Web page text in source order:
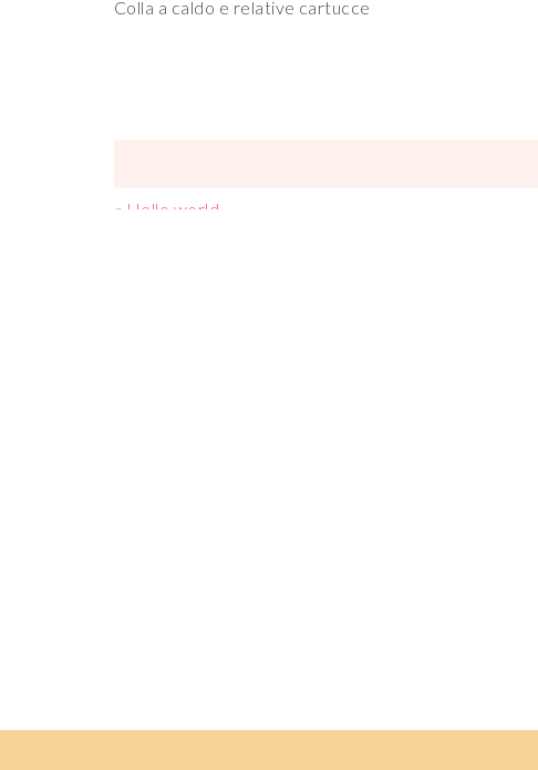
Colla a caldo e relative cartucce
« Hello world